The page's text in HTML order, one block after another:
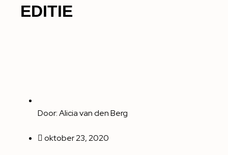
EDITIE
Door:Alicia van den Berg
oktober 23, 2020